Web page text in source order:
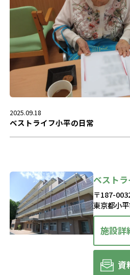
2025.09.18
ベストライフ小平の日常
ベスト
〒187-
東京都小
施設詳
資